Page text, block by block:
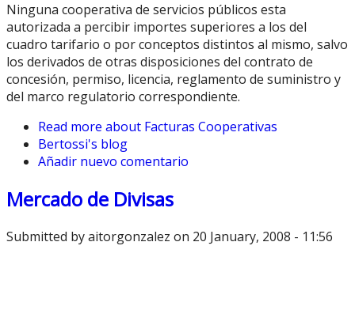
Ninguna cooperativa de servicios públicos esta
autorizada a percibir importes superiores a los del
cuadro tarifario o por conceptos distintos al mismo, salvo
los derivados de otras disposiciones del contrato de
concesión, permiso, licencia, reglamento de suministro y
del marco regulatorio correspondiente.
Read more about Facturas Cooperativas
Bertossi's blog
Añadir nuevo comentario
Mercado de Divisas
Submitted byaitorgonzalez on 20 January, 2008 - 11:56